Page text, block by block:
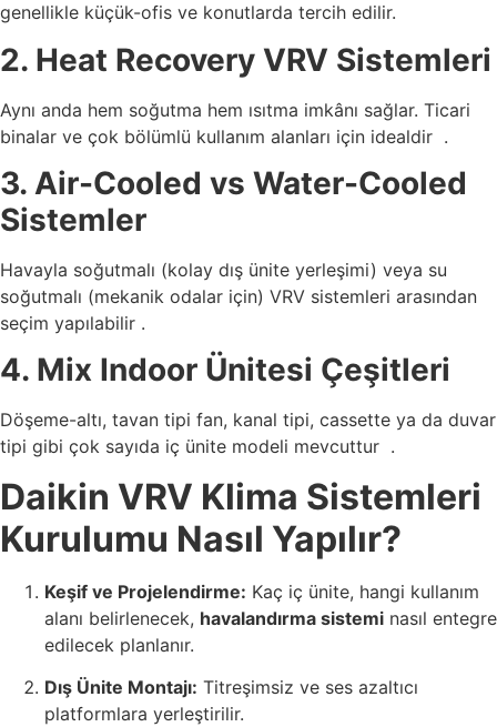
genellikle küçük-ofis ve konutlarda tercih edilir.
2. Heat Recovery VRV Sistemleri
Aynı anda hem soğutma hem ısıtma imkânı sağlar. Ticari
binalar ve çok bölümlü kullanım alanları için idealdir .
3. Air-Cooled vs Water-Cooled
Sistemler
Havayla soğutmalı (kolay dış ünite yerleşimi) veya su
soğutmalı (mekanik odalar için) VRV sistemleri arasından
seçim yapılabilir .
4. Mix Indoor Ünitesi Çeşitleri
Döşeme-altı, tavan tipi fan, kanal tipi, cassette ya da duvar
tipi gibi çok sayıda iç ünite modeli mevcuttur .
Daikin VRV Klima Sistemleri
Kurulumu Nasıl Yapılır?
Keşif ve Projelendirme: Kaç iç ünite, hangi kullanım
alanı belirlenecek, havalandırma sistemi nasıl entegre
edilecek planlanır.
Dış Ünite Montajı: Titreşimsiz ve ses azaltıcı
platformlara yerleştirilir.